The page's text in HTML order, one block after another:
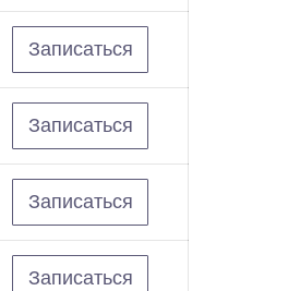
Записаться
Записаться
Записаться
Записаться